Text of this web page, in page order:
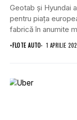
Geotab și Hyundai
pentru piața
fabrică în anumite
•FLOTE AUTO 1 APRILIE